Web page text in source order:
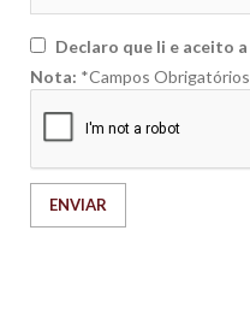
Declaro que li e aceito a
Nota: *Campos Obrigatórios
ENVIAR